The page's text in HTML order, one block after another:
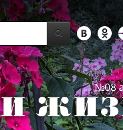
№08